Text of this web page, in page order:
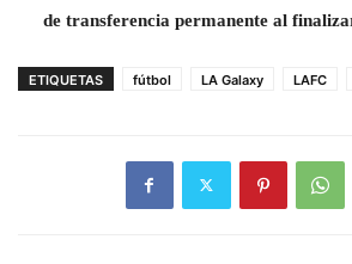
de transferencia permanente al
ETIQUETAS fútbol LA Galaxy LAFC